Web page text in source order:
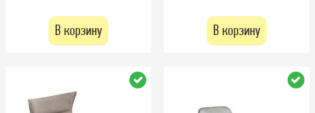
В корзину В корзину